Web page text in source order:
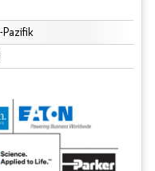
Pazifik
erfordert Namensnennung